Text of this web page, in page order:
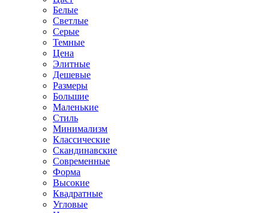
Белые
Светлые
Серые
Темные
Цена
Элитные
Дешевые
Размеры
Большие
Маленькие
Стиль
Минимализм
Классические
Скандинавские
Современные
Форма
Высокие
Квадратные
Угловые